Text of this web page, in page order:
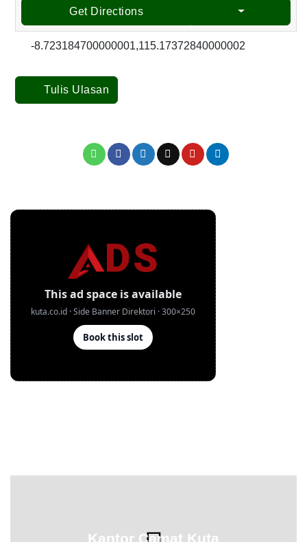
Get Directions
-8.723184700000001,115.17372840000002
Tulis Ulasan
Kantor Camat Kuta